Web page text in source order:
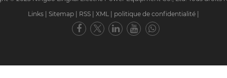
Links
Sitemap RSS XML politique de confidentialité